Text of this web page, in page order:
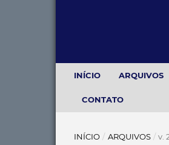
INÍCIO ARQUIVOS
CONTATO
INÍCIO / ARQUIVOS / v.